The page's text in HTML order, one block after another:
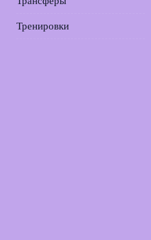
Тренировки